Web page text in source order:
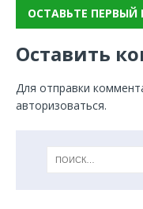
ОСТАВЬТЕ
Оставить
Для отправки
авторизоваться.